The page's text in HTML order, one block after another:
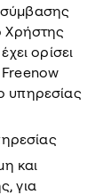
Χρήστης
ορίσει
υπηρεσίας
και
για